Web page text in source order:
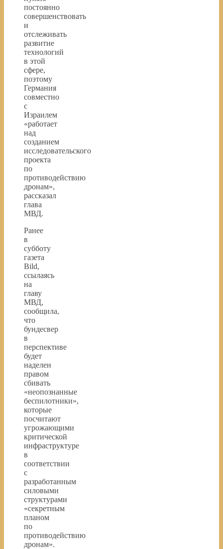
постоянно
совершенствовать
и
отслеживать
развитие
технологий
в этой
сфере,
поэтому
Германия
совместно
с
Израилем
«работает
над
созданием
исследовательского
проекта
по
противодействию
дронам»,
рассказал
глава
МВД.
Ранее
в
субботу
газета
Bild,
ссылаясь
на
главу
МВД,
сообщила,
что
бундесвер
в
перспективе
будет
наделен
правом
сбивать
«неопознанные
беспилотники»,
которые
посчитают
угрожающими
критической
инфраструктуре
в
соответствии
с
разработанным
силовыми
структурами
«секретным
планом
по
противодействию
дронам».